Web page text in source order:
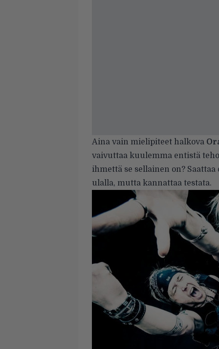
Aina vain mielipiteet halkova
vaivuttaa kuulemma entistä
ihmettä se sellainen on?
ulalla, mutta kannattaa testata.